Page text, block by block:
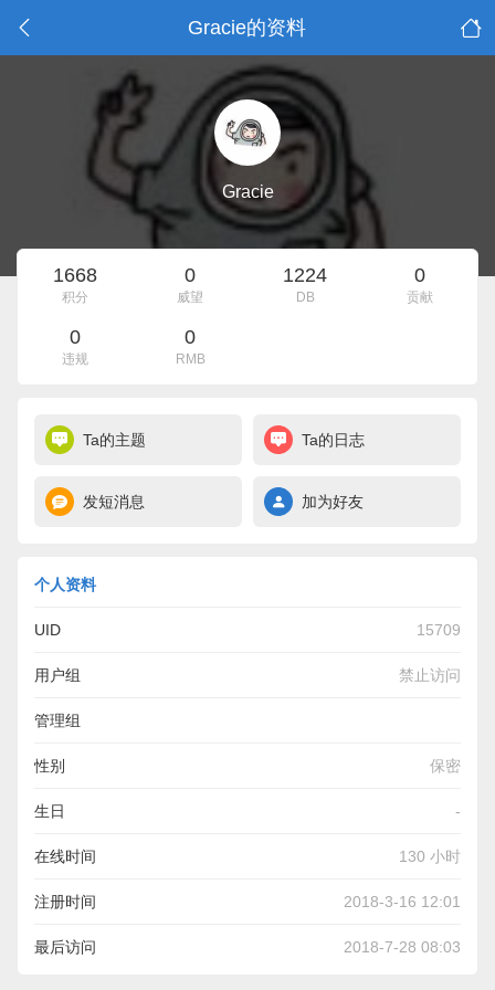
Gracie的资料
Gracie
1668
积分
0
威望
1224
DB
0
贡献
0
违规
0
RMB
Ta的主题 Ta的日志
发短消息 加为好友
个人资料
UID 15709
用户组 禁止访问
管理组
性别 保密
生日 -
在线时间 130 小时
注册时间 2018-3-16 12:01
最后访问 2018-7-28 08:03